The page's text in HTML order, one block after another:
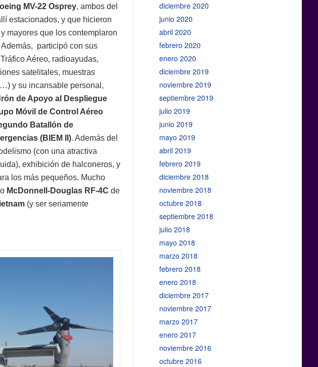
MV-22 Osprey, ambos del
estacionados, y que hicieron
mayores que los contemplaron
participó con sus
Aéreo, radioayudas,
satelitales, muestras
y su incansable personal,
de Apoyo al Despliegue
Móvil de Control Aéreo
Batallón de
(BIEM II). Además del
(con una atractiva
exhibición de halconeros, y
los más pequeños. Mucho
McDonnell-Douglas RF-4C de
(y ser seriamente
diciembre 2020
junio 2020
abril 2020
febrero 2020
enero 2020
diciembre 2019
noviembre 2019
septiembre 2019
julio 2019
junio 2019
mayo 2019
abril 2019
febrero 2019
diciembre 2018
noviembre 2018
octubre 2018
septiembre 2018
julio 2018
mayo 2018
marzo 2018
febrero 2018
enero 2018
diciembre 2017
noviembre 2017
marzo 2017
enero 2017
noviembre 2016
octubre 2016